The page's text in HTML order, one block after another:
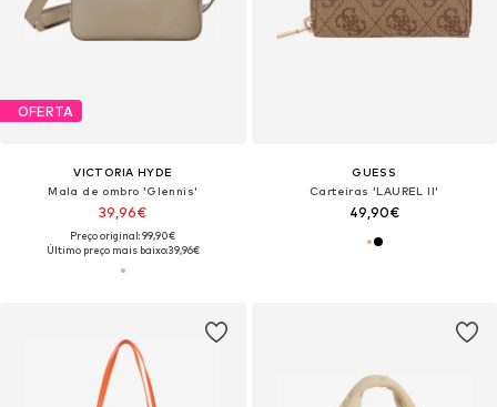
OFERTA
VICTORIA HYDE
Mala de ombro 'Glennis'
39,96€
Preço original: 99,90€
Último preço mais baixo:39,96€
GUESS
Carteiras 'LAUREL II'
49,90€